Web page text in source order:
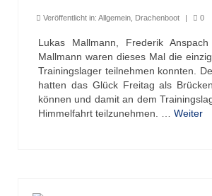
Veröffentlicht in: Allgemein Drachenboot | 0
Lukas Mallmann, Frederik
Mallmann waren dieses Mal die
Trainingslager teilnehmen konnten.
hatten das Glück Freitag als
können und damit an dem
Himmelfahrt teilzunehmen. … Weiter